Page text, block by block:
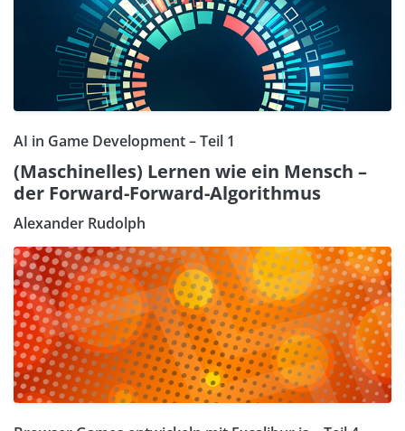
AI in Game Development – Teil 1
(Maschinelles) Lernen wie ein Mensch –
der Forward-Forward-Algorithmus
Alexander Rudolph